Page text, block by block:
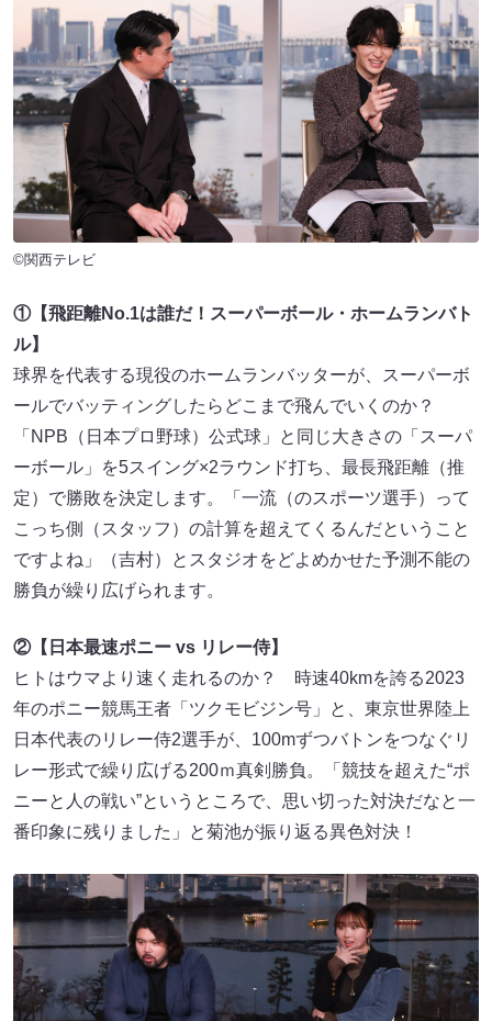
©関西テレビ
①【飛距離No.1は誰だ！スーパーボール・ホームランバト
ル】
球界を代表する現役のホームランバッターが、スーパーボ
ールでバッティングしたらどこまで飛んでいくのか？
「NPB（日本プロ野球）公式球」と同じ大きさの「スーパ
ーボール」を5スイング×2ラウンド打ち、最長飛距離（推
定）で勝敗を決定します。「一流（のスポーツ選手）って
こっち側（スタッフ）の計算を超えてくるんだということ
ですよね」（吉村）とスタジオをどよめかせた予測不能の
勝負が繰り広げられます。
②【日本最速ポニー vs リレー侍】
ヒトはウマより速く走れるのか？ 時速40kmを誇る2023
年のポニー競馬王者「ツクモビジン号」と、東京世界陸上
日本代表のリレー侍2選手が、100mずつバトンをつなぐリ
レー形式で繰り広げる200ｍ真剣勝負。「競技を超えた“ポ
ニーと人の戦い”というところで、思い切った対決だなと一
番印象に残りました」と菊池が振り返る異色対決！